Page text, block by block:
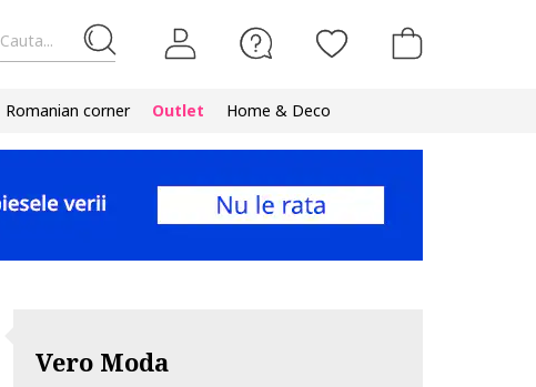
Cauta...
Romanian corner Outlet Home & Deco
Vero Moda